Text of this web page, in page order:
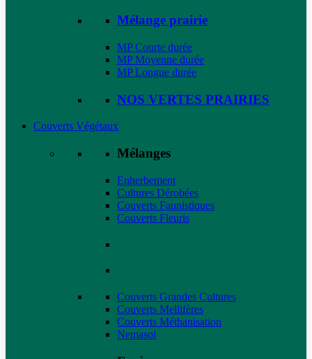
Mélange prairie
MP Courte durée
MP Moyenne durée
MP Longue durée
NOS VERTES PRAIRIES
Couverts Végétaux
Mélanges
Enherbement
Cultures Dérobées
Couverts Faunistiques
Couverts Fleuris
Couverts Grandes Cultures
Couverts Mellifères
Couverts Méthanisation
Nemasol